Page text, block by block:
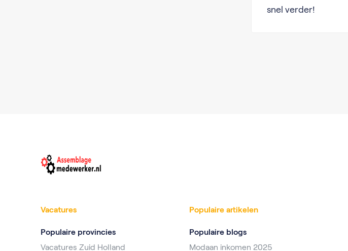
snel verder!
Vacatures
Populaire provincies
Vacatures Zuid Holland
Populaire artikelen
Populaire blogs
Modaan inkomen 2025